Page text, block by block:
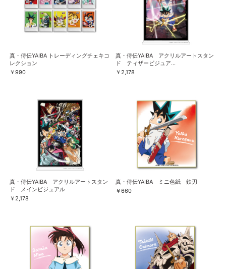
真・侍伝YAIBA トレーディングチェキコ
レクション
￥990
真・侍伝YAIBA アクリルアートスタン
ド ティザービジュア...
￥2,178
真・侍伝YAIBA アクリルアートスタン
ド メインビジュアル
￥2,178
真・侍伝YAIBA ミニ色紙 鉄刃
￥660